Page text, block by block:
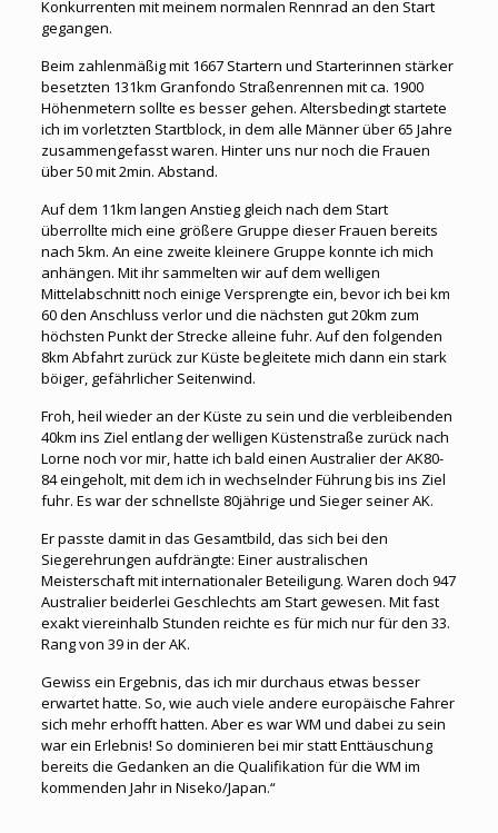
Konkurrenten mit meinem normalen Rennrad an den Start
gegangen.
Beim zahlenmäßig mit 1667 Startern und Starterinnen stärker
besetzten 131km Granfondo Straßenrennen mit ca. 1900
Höhenmetern sollte es besser gehen. Altersbedingt startete
ich im vorletzten Startblock, in dem alle Männer über 65 Jahre
zusammengefasst waren. Hinter uns nur noch die Frauen
über 50 mit 2min. Abstand.
Auf dem 11km langen Anstieg gleich nach dem Start
überrollte mich eine größere Gruppe dieser Frauen bereits
nach 5km. An eine zweite kleinere Gruppe konnte ich mich
anhängen. Mit ihr sammelten wir auf dem welligen
Mittelabschnitt noch einige Versprengte ein, bevor ich bei km
60 den Anschluss verlor und die nächsten gut 20km zum
höchsten Punkt der Strecke alleine fuhr. Auf den folgenden
8km Abfahrt zurück zur Küste begleitete mich dann ein stark
böiger, gefährlicher Seitenwind.
Froh, heil wieder an der Küste zu sein und die verbleibenden
40km ins Ziel entlang der welligen Küstenstraße zurück nach
Lorne noch vor mir, hatte ich bald einen Australier der AK80-
84 eingeholt, mit dem ich in wechselnder Führung bis ins Ziel
fuhr. Es war der schnellste 80jährige und Sieger seiner AK.
Er passte damit in das Gesamtbild, das sich bei den
Siegerehrungen aufdrängte: Einer australischen
Meisterschaft mit internationaler Beteiligung. Waren doch 947
Australier beiderlei Geschlechts am Start gewesen. Mit fast
exakt viereinhalb Stunden reichte es für mich nur für den 33.
Rang von 39 in der AK.
Gewiss ein Ergebnis, das ich mir durchaus etwas besser
erwartet hatte. So, wie auch viele andere europäische Fahrer
sich mehr erhofft hatten. Aber es war WM und dabei zu sein
war ein Erlebnis! So dominieren bei mir statt Enttäuschung
bereits die Gedanken an die Qualifikation für die WM im
kommenden Jahr in Niseko/Japan.“